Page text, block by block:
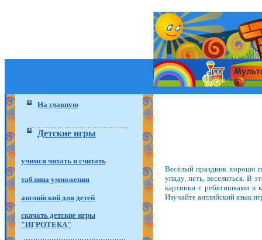
На главную
Детские игры
учимся читать и считать
таблица умножения
английский для детей
скачать детские игры
"ИГРОТЕКА"
Весёлый праздник хорошо
упаду, петь, веселиться. В
картинки с ребятишками в
Изучайте английский язык